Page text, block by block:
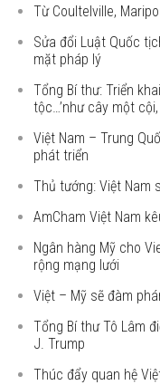
Từ Coultelville,
Sửa đổi Luật Quốc
mặt pháp lý
Tổng Bí thư: Triển
tộc…’như cây một
Việt Nam – Trung
phát triển
Thủ tướng: Việt Nam
AmCham Việt Nam
Ngân hàng Mỹ cho
rộng mạng lưới
Việt – Mỹ sẽ đàm
Tổng Bí thư Tô Lâm
J. Trump
Thúc đẩy quan hệ